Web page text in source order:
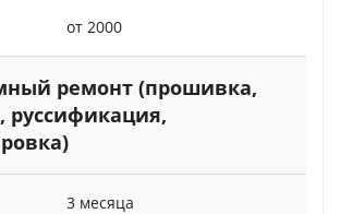
от 2000
ремонт (прошивка,
руссификация,
3 месяца